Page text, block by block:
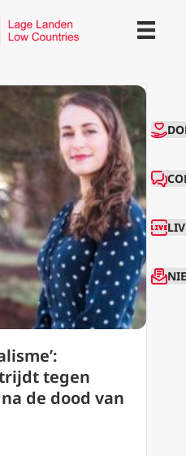
tegen
de dood van